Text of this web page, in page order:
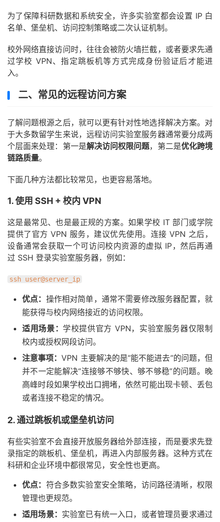
为了保障科研数据和系统安全，许多实验室都会设置 IP 白
名单、堡垒机、访问控制策略或二次认证机制。
校外网络直接访问时，往往会被防火墙拦截，或者要求先通
过学校 VPN、指定跳板机等方式完成身份验证后才能进
入。
二、常见的远程访问方案
了解问题根源之后，就可以更有针对性地选择解决方案。对
于大多数留学生来说，远程访问实验室服务器通常要分成两
个层面来处理：第一是解决访问权限问题，第二是优化跨境
链路质量。
下面几种方法都比较常见，也更容易落地。
1. 使用 SSH + 校内 VPN
这是最常见、也是最正规的方案。如果学校 IT 部门或学院
提供了官方 VPN 服务，建议优先使用。连接 VPN 之后，
设备通常会获取一个可访问校内资源的虚拟 IP，然后再通
过 SSH 登录实验室服务器，例如：
ssh user@server_ip
优点： 操作相对简单，通常不需要修改服务器配置，就
能获得与校内网络接近的访问权限。
适用场景： 学校提供官方 VPN，实验室服务器仅限制
校内或授权网段访问。
注意事项：VPN 主要解决的是“能不能进去”的问题，但
并不一定能解决“连接够不够快、够不够稳”的问题。晚
高峰时段如果学校出口拥堵，依然可能出现卡顿、丢包
或者连接不稳定的情况。
2. 通过跳板机或堡垒机访问
有些实验室不会直接开放服务器给外部连接，而是要求先登
录指定的跳板机、堡垒机，再进入内部服务器。这种方式在
科研和企业环境中都很常见，安全性也更高。
优点： 符合多数实验室安全策略，访问路径清晰，权限
管理也更规范。
适用场景： 实验室已有统一入口，或者管理员要求通过